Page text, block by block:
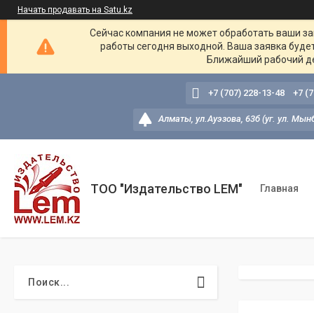
Начать продавать на Satu.kz
Сейчас компания не может обработать ваши
работы сегодня выходной. Ваша заявка
Ближайший рабочий
Алматы, ул.Ауэзова, 63б (уг. ул.
+7 (707) 228-13-48 +7
ТОО "Издательство LEM" Главная